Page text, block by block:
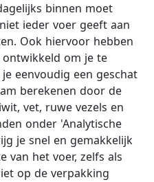
binnen moet
ieder voer geeft aan
Ook hiervoor hebben
ontwikkeld om je te
eenvoudig een geschat
berekenen door de
vet, ruwe vezels en
onder 'Analytische
je snel en gemakkelijk
van het voer, zelfs als
op de verpakking